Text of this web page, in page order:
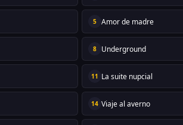
5 Amor de madre
8 Underground
11 La suite nupcial
14 Viaje al averno